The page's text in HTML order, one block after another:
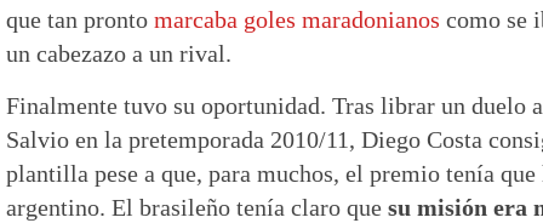
que tan pronto marcaba goles maradonianos como se
un cabezazo a un rival.
Finalmente tuvo su oportunidad. Tras librar un duelo
Salvio en la pretemporada 2010/11, Diego Costa
plantilla pese a que, para muchos, el premio tenía que
argentino. El brasileño tenía claro que su misión era